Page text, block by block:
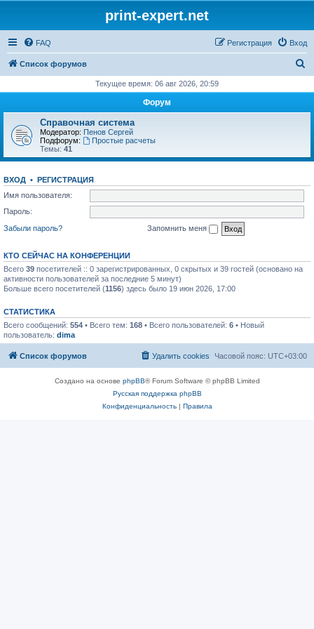
print-expert.net
FAQ Вход
Регистрация
Список форумов
с
Текущее время: 06 авг 2026, 20:59
Форум
Справочная система
Модератор: Пенов Сергей
Подфорум:
Простые расчеты
Темы: 41
ВХОД • РЕГИСТРАЦИЯ
Имя пользователя:
Пароль:
Забыли пароль?
Запомнить меня
КТО СЕЙЧАС НА КОНФЕРЕНЦИИ
Всего 39 посетителей :: 0 зарегистрированных, 0 скрытых и 39 гостей (основано на
активности пользователей за последние 5 минут)
Больше всего посетителей (1156) здесь было 19 июн 2026, 17:00
СТАТИСТИКА
Всего сообщений: 554 • Всего тем: 168 • Всего пользователей: 6 • Новый
пользователь: dima
Список форумов Часовой пояс: UTC+03:00
Удалить cookies
Создано на основе phpBB® Forum Software © phpBB Limited
Русская поддержка phpBB
Конфиденциальность| Правила